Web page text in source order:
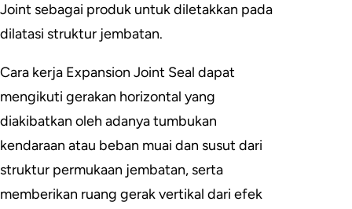
Joint sebagai produk untuk diletakkan pada
dilatasi struktur jembatan.
Cara kerja Expansion Joint Seal dapat
mengikuti gerakan horizontal yang
diakibatkan oleh adanya tumbukan
kendaraan atau beban muai dan susut dari
struktur permukaan jembatan, serta
memberikan ruang gerak vertikal dari efek